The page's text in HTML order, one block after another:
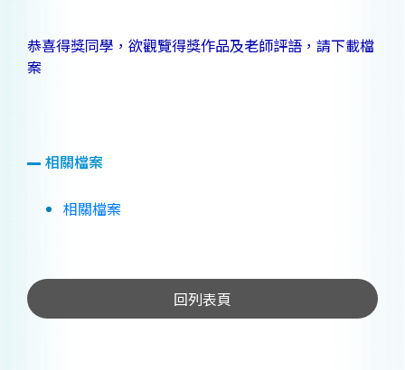
恭喜得獎同學，欲觀覽得獎作品及老師評語，請下載檔
案
相關檔案
相關檔案
回列表頁